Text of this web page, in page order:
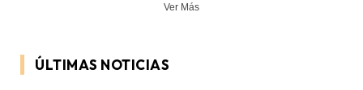
Ver Más
ÚLTIMAS NOTICIAS